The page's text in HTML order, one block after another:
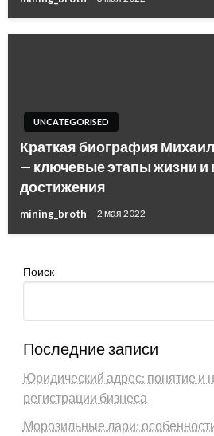
UNCATEGORISED
Краткая биография
— ключевые этапы жизни
достижения
mining_broth 2 мая 2022
Поиск
Последние записи
Юридический адрес: понятие и
регистрации бизнеса
Морозильные лари: